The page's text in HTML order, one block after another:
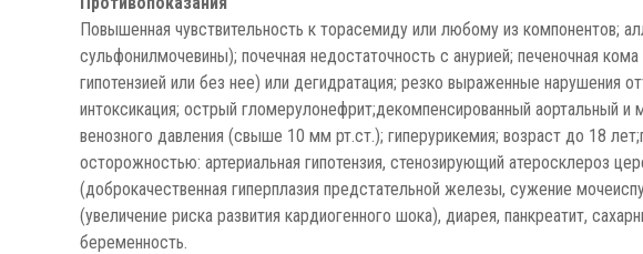
Повышенная чувствительность к торасемиду или любому из компонентов;
сульфонилмочевины); почечная недостаточность с анурией; печеночная
гипотензией или без нее) или дегидратация; резко выраженные нарушения
интоксикация; острый гломерулонефрит;декомпенсированный аортальный
венозного давления (свыше 10 мм рт.ст.); гиперурикемия; возраст до 18
осторожностью: артериальная гипотензия, стенозирующий атеросклероз
(доброкачественная гиперплазия предстательной железы, сужение
(увеличение риска развития кардиогенного шока), диарея, панкреатит,
беременность.